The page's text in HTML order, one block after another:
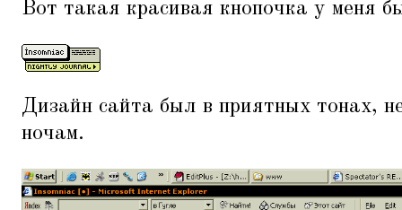
Вот такая красивая кнопочка у меня
Дизайн сайта был в приятных тонаx,
ночам.